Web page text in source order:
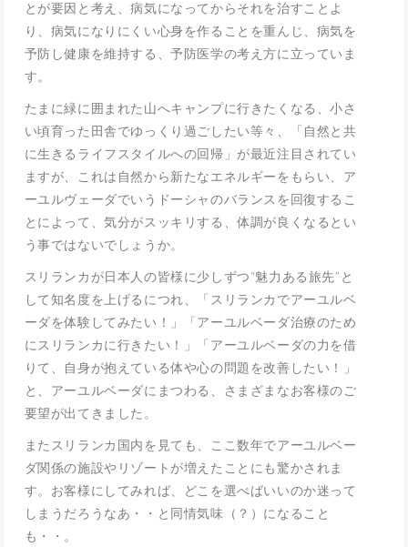
とが要因と考え、病気になってからそれを治すことよ
り、病気になりにくい心身を作ることを重んじ、病気を
予防し健康を維持する、予防医学の考え方に立っていま
す。
たまに緑に囲まれた山へキャンプに行きたくなる、小さ
い頃育った田舎でゆっくり過ごしたい等々、「自然と共
に生きるライフスタイルへの回帰」が最近注目されてい
ますが、これは自然から新たなエネルギーをもらい、ア
ーユルヴェーダでいうドーシャのバランスを回復するこ
とによって、気分がスッキリする、体調が良くなるとい
う事ではないでしょうか。
スリランカが日本人の皆様に少しずつ“魅力ある旅先”と
して知名度を上げるにつれ、「スリランカでアーユルベ
ーダを体験してみたい！」「アーユルベーダ治療のため
にスリランカに行きたい！」「アーユルベーダの力を借
りて、自身が抱えている体や心の問題を改善したい！」
と、アーユルベーダにまつわる、さまざまなお客様のご
要望が出てきました。
またスリランカ国内を見ても、ここ数年でアーユルベー
ダ関係の施設やリゾートが増えたことにも驚かされま
す。お客様にしてみれば、どこを選べばいいのか迷って
しまうだろうなあ・・と同情気味（？）になること
も・・。